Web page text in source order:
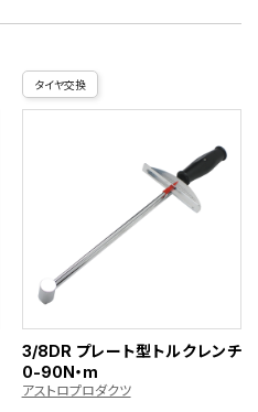
タイヤ交換
3/8DR プレート型トルクレンチ
0-90N・m
アストロプロダクツ